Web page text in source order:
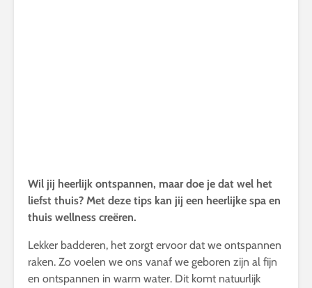
Wil jij heerlijk ontspannen, maar doe je dat wel het
liefst thuis? Met deze tips kan jij een heerlijke spa en
thuis wellness creëren.
Lekker badderen, het zorgt ervoor dat we ontspannen
raken. Zo voelen we ons vanaf we geboren zijn al fijn
en ontspannen in warm water. Dit komt natuurlijk